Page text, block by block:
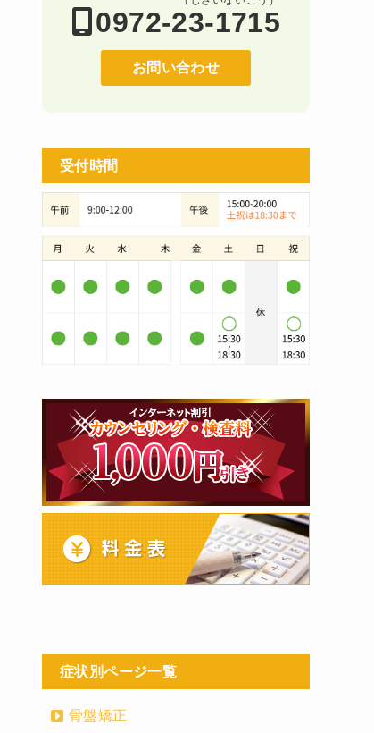
0972-23-1715
お問い合わせ
受付時間
症状別ページ一覧
骨盤矯正